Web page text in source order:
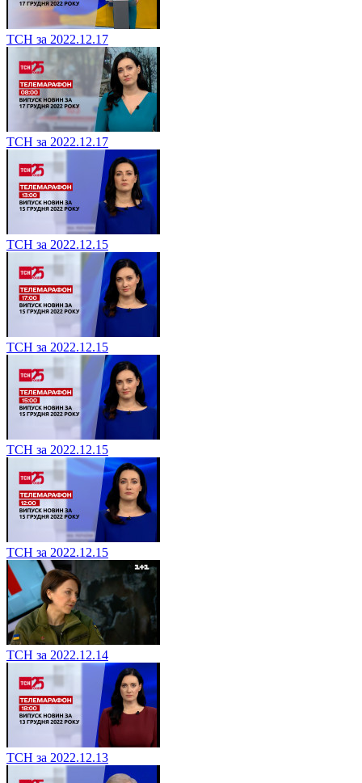
ТСН за 2022.12.17
ТСН за 2022.12.17
ТСН за 2022.12.15
ТСН за 2022.12.15
ТСН за 2022.12.15
ТСН за 2022.12.15
ТСН за 2022.12.14
ТСН за 2022.12.13